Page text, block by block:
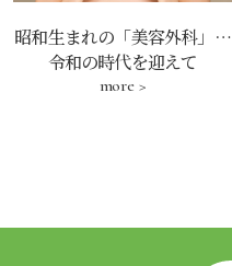
昭和生まれの「美容外科」…
令和の時代を迎えて
more >